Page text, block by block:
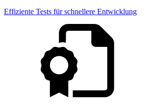
Effiziente Tests für schnellere Entwicklung